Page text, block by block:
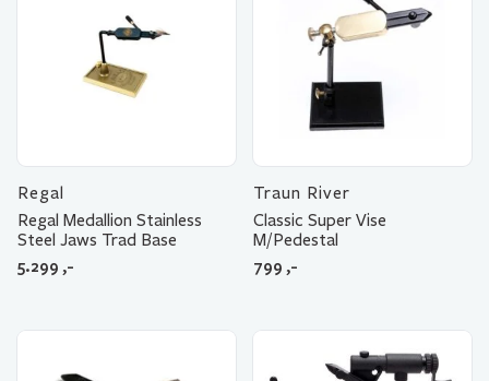
Regal
Regal Medallion Stainless
Steel Jaws Trad Base
5.299 ,-
Traun River
Classic Super Vise
M/Pedestal
799 ,-